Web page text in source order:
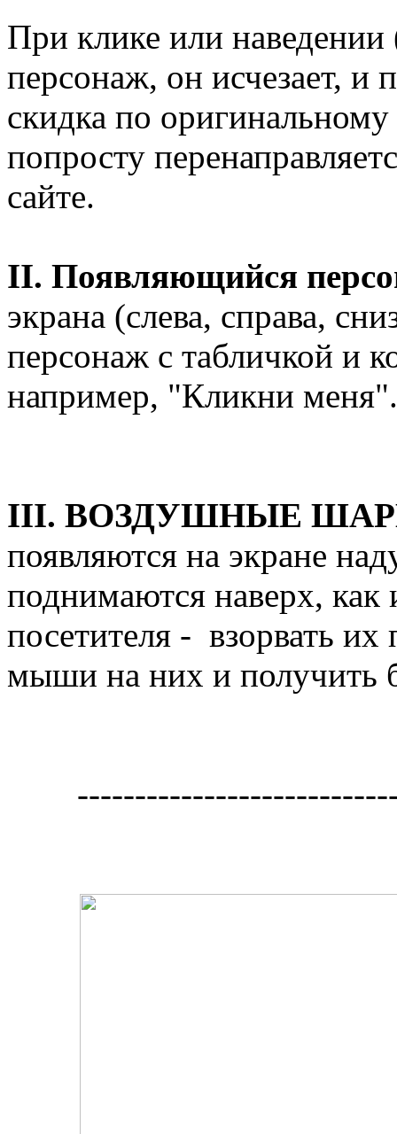
При клике или наведении
персонаж, он исчезает, и
скидка по
попросту
сайте.
II. Появляющийся
экрана (слева, справа,
персонаж с табличкой и
например, "Кликни меня".
III. ВОЗДУШНЫЕ
появляются на экране
поднимаются наверх,
посетителя - взорвать
мыши на них и получить